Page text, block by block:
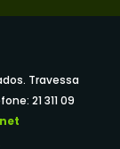
Travessa
21 311 09